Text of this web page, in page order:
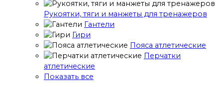
Рукоятки, тяги и манжеты для тренажеров
Гантели
Гири
Пояса атлетические
Перчатки
атлетические
Показать все